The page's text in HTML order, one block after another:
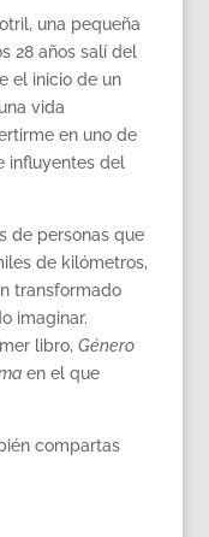
una pequeña
28 años salí del
el inicio de un
vida
en uno de
influyentes del
de personas que
de kilómetros,
transformado
imaginar.
libro, Género
en el que
compartas